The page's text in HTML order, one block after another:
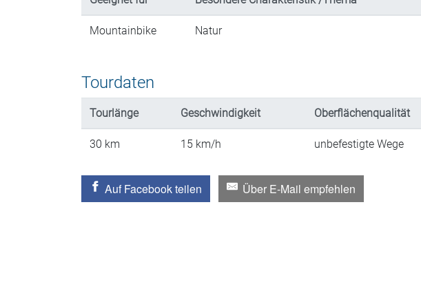
Mountainbike Natur
Tourdaten
Tourlänge Geschwindigkeit Oberflächenqualität
30 km 15 km/h unbefestigte Wege
Auf Facebook teilen Über E-Mail empfehlen